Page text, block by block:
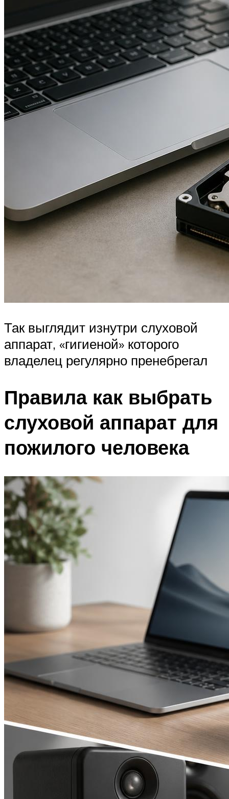
Так выглядит изнутри слуховой
аппарат, «гигиеной» которого
владелец регулярно пренебрегал
Правила как выбрать
слуховой аппарат для
пожилого человека